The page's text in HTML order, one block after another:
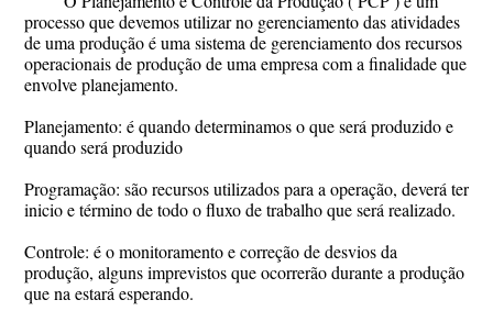
processo que devemos utilizar no gerenciamento das atividades
de uma produção é uma sistema de gerenciamento dos recursos
operacionais de produção de uma empresa com a finalidade que
envolve planejamento.
Planejamento: é quando determinamos o que será produzido e
quando será produzido
Programação: são recursos utilizados para a operação, deverá ter
inicio e término de todo o fluxo de trabalho que será realizado.
Controle: é o monitoramento e correção de desvios da
produção, alguns imprevistos que ocorrerão durante a produção
que na estará esperando.